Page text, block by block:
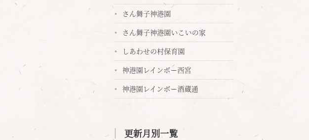
さん舞子神港園
さん舞子神港園いこいの家
しあわせの村保育園
神港園レインボー西宮
神港園レインボー酒蔵通
更新月別一覧